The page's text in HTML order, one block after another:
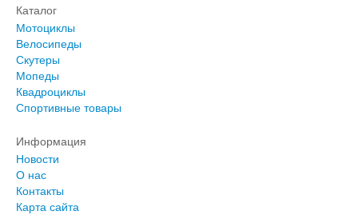
Каталог
Мотоциклы
Велосипеды
Скутеры
Мопеды
Квадроциклы
Спортивные товары
Информация
Новости
О нас
Контакты
Карта сайта